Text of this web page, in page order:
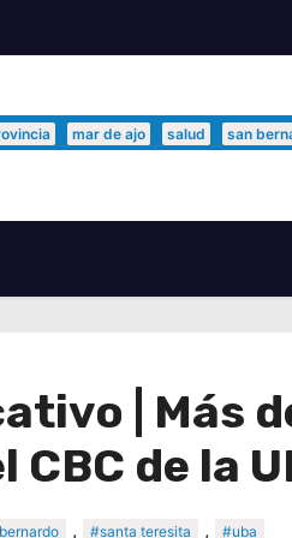
mar de ajo salud san
| Más
de la
, #santa teresita , #uba